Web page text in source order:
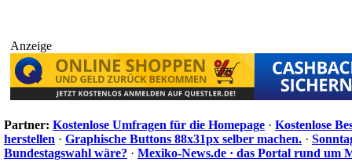
Anzeige
Partner: Kostenlose Umfragen für die Homepage · Kostenlose
herstellen · Graphische Buttons 88x31px selber machen. ·
Bundestagswahl wäre? · Mexiko-News.de · das Portal rund um